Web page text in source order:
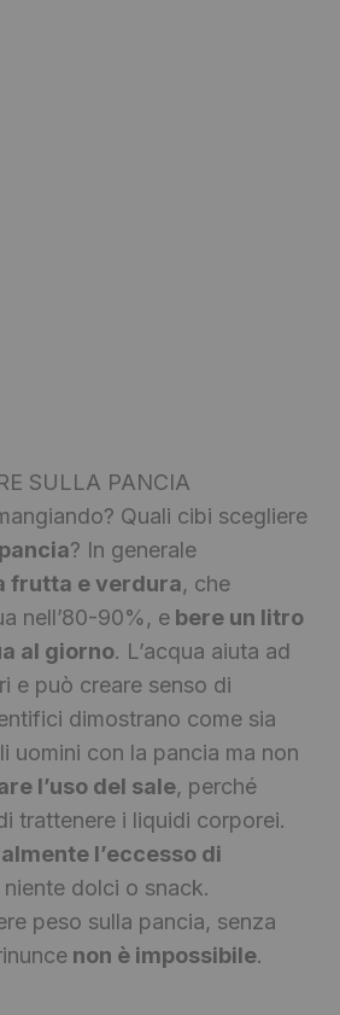
SULLA PANCIA
Quali cibi scegliere
? In generale
frutta e verdura, che
nell’80-90%, e bere un litro
al giorno. L’acqua aiuta ad
e può creare senso di
dimostrano come sia
uomini con la pancia ma non
l’uso del sale, perché
trattenere i liquidi corporei.
l’eccesso di
niente dolci o snack.
peso sulla pancia, senza
non è impossibile.